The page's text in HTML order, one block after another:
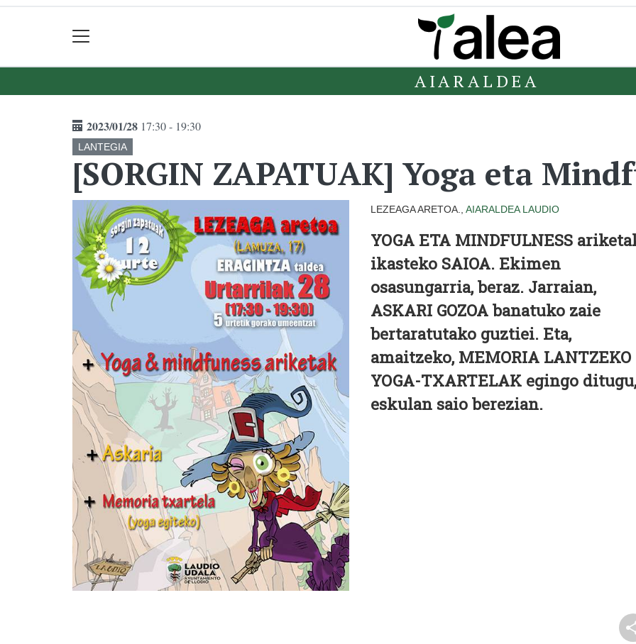
AIARALDEA
2023/01/28 17:30 - 19:30
LANTEGIA
[SORGIN ZAPATUAK] Yoga eta
LEZEAGA ARETOA., AIARALDEA LAUDIO
YOGA ETA MINDFULNESS
ikasteko SAIOA. Ekimen
osasungarria, beraz. Jarraian,
ASKARI GOZOA banatuko zaie
bertaratutako guztiei. Eta,
amaitzeko, MEMORIA LANTZEKO
YOGA-TXARTELAK egingo ditugu,
eskulan saio berezian.